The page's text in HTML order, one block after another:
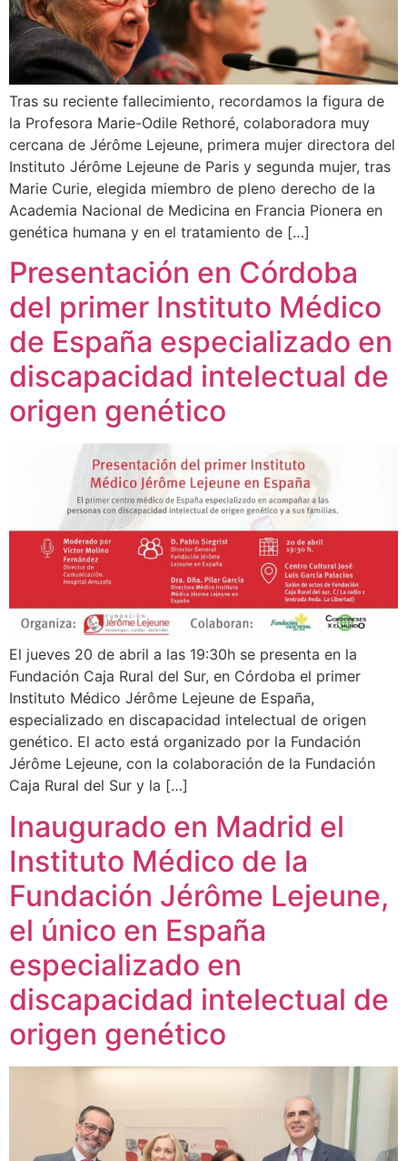
Tras su reciente fallecimiento, recordamos la figura de
la Profesora Marie-Odile Rethoré, colaboradora muy
cercana de Jérôme Lejeune, primera mujer directora del
Instituto Jérôme Lejeune de Paris y segunda mujer, tras
Marie Curie, elegida miembro de pleno derecho de la
Academia Nacional de Medicina en Francia Pionera en
genética humana y en el tratamiento de […]
Presentación en Córdoba
del primer Instituto Médico
de España especializado en
discapacidad intelectual de
origen genético
El jueves 20 de abril a las 19:30h se presenta en la
Fundación Caja Rural del Sur, en Córdoba el primer
Instituto Médico Jérôme Lejeune de España,
especializado en discapacidad intelectual de origen
genético. El acto está organizado por la Fundación
Jérôme Lejeune, con la colaboración de la Fundación
Caja Rural del Sur y la […]
Inaugurado en Madrid el
Instituto Médico de la
Fundación Jérôme Lejeune,
el único en España
especializado en
discapacidad intelectual de
origen genético